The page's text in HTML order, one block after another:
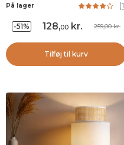
På lager (1
-51% 128,00 kr. 259,00 kr.
Tilføj til kurv